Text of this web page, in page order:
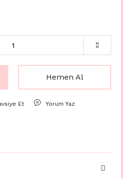
Hemen Al
Et Yorum Yaz